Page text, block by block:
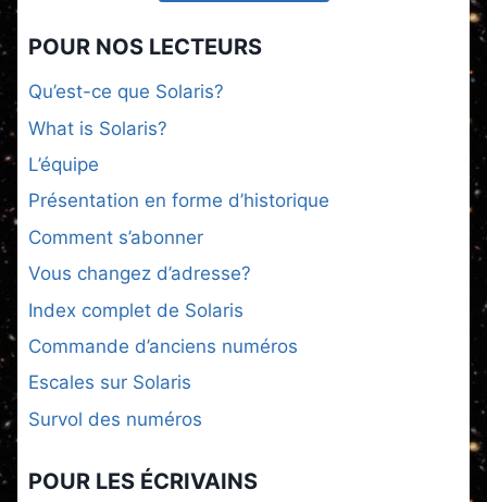
POUR NOS LECTEURS
Qu’est-ce que Solaris?
What is Solaris?
L’équipe
Présentation en forme d’historique
Comment s’abonner
Vous changez d’adresse?
Index complet de Solaris
Commande d’anciens numéros
Escales sur Solaris
Survol des numéros
POUR LES ÉCRIVAINS